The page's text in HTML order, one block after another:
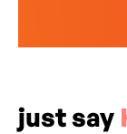
just say